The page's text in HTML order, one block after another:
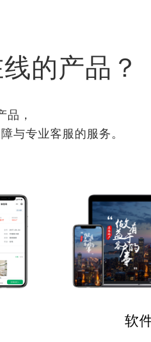
的产品？
品，
与专业客服的服务。
软